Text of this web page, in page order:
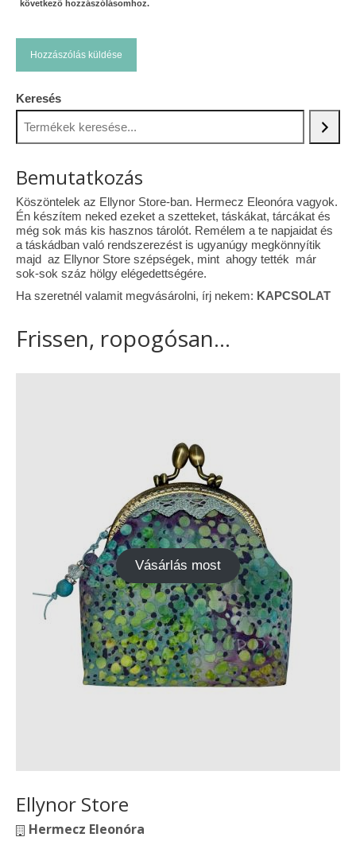
következő hozzászólásomhoz.
Keresés
Bemutatkozás
Köszöntelek az Ellynor Store-ban. Hermecz Eleonóra vagyok.
Én készítem neked ezeket a szetteket, táskákat, tárcákat és
még sok más kis hasznos tárolót. Remélem a te napjaidat és
a táskádban való rendszerezést is ugyanúgy megkönnyítik
majd az Ellynor Store szépségek, mint ahogy tették már
sok-sok száz hölgy elégedettségére.
Ha szeretnél valamit megvásárolni, írj nekem: KAPCSOLAT
Frissen, ropogósan...
Vásárlás most
Ellynor Store
Hermecz Eleonóra